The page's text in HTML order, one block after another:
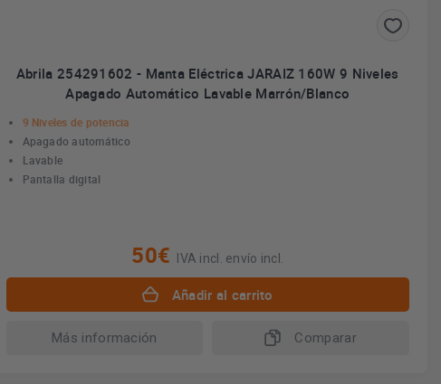
Abrila 254291602 - Manta Eléctrica JARAIZ 160W 9 Niveles
Apagado Automático Lavable Marrón/Blanco
9 Niveles de potencia
Apagado automático
Lavable
Pantalla digital
50€ IVA incl. envío incl.
Añadir al carrito
Más información Comparar